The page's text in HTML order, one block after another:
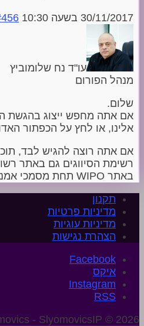
30/11/2017 בשעה 10:30
עו"ד נח שלומוביץ
מנהל הפורום
שלום.
אם אתה מחפש ייצוג
אלינו, או לחץ על הכפתור
אם אתה רוצה להגיש לבד,
רשימת הסיווגים גם באתר
באתר WIPO תחת מסמכי אמנת האג.
תקנון
מדיניות פרטיות
מדיניות עוגיות
הצהרת נגישות
איקס
Instagram
- SlyomovicsIP © 2026